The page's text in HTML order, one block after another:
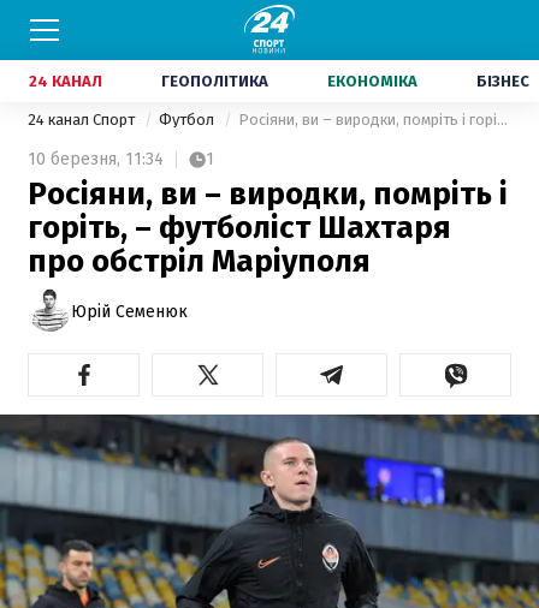
24 КАНАЛ ГЕОПОЛІТИКА ЕКОНОМІКА БІЗНЕС
24 канал Спорт Футбол Росіяни, ви – виродки, помріть і горіть, – футболіст Шахтаря про обстріл Маріуполя
10 березня, 11:34 1
Росіяни, ви – виродки, помріть і
горіть, – футболіст Шахтаря
про обстріл Маріуполя
Юрій Семенюк